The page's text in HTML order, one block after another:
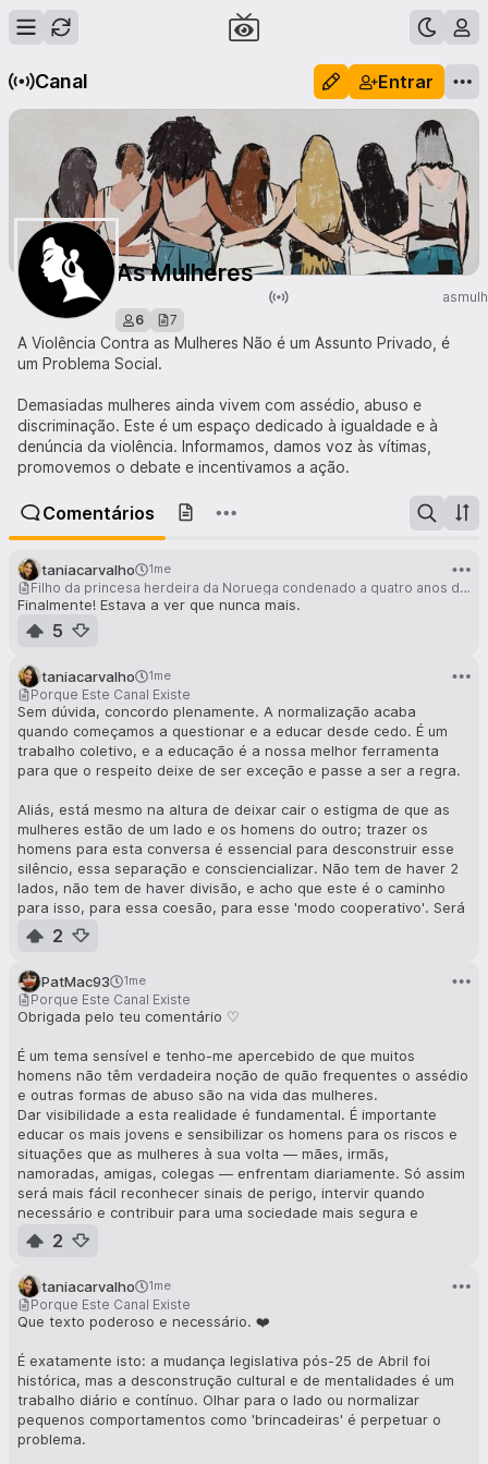
Canal Entrar
As Mulheres
6
7
A Violência Contra as Mulheres Não é um Assunto Privado, é
um Problema Social.
Demasiadas mulheres ainda vivem com assédio, abuso e
discriminação. Este é um espaço dedicado à igualdade e à
denúncia da violência. Informamos, damos voz às vítimas,
promovemos o debate e incentivamos a ação.
Comentários
taniacarvalho 1me
Filho da princesa herdeira da Noruega condenado a quatro anos de prisão por violação
Finalmente! Estava a ver que nunca mais.
5
taniacarvalho 1me
Porque Este Canal Existe
Sem dúvida, concordo plenamente. A normalização acaba
quando começamos a questionar e a educar desde cedo. É um
trabalho coletivo, e a educação é a nossa melhor ferramenta
para que o respeito deixe de ser exceção e passe a ser a regra.
Aliás, está mesmo na altura de deixar cair o estigma de que as
mulheres estão de um lado e os homens do outro; trazer os
homens para esta conversa é essencial para desconstruir esse
silêncio, essa separação e consciencializar. Não tem de haver 2
lados, não tem de haver divisão, e acho que este é o caminho
para isso, para essa coesão, para esse 'modo cooperativo'. Será
possível enquanto ainda for viva? Quero acreditar que sim.
2
PatMac93 1me
Porque Este Canal Existe
Obrigada pelo teu comentário ♡
É um tema sensível e tenho-me apercebido de que muitos
homens não têm verdadeira noção de quão frequentes o assédio
e outras formas de abuso são na vida das mulheres.
Dar visibilidade a esta realidade é fundamental. É importante
educar os mais jovens e sensibilizar os homens para os riscos e
situações que as mulheres à sua volta — mães, irmãs,
namoradas, amigas, colegas — enfrentam diariamente. Só assim
será mais fácil reconhecer sinais de perigo, intervir quando
necessário e contribuir para uma sociedade mais segura e
respeitadora para todos.
A prevenção começa pela consciência.
2
taniacarvalho 1me
Porque Este Canal Existe
Que texto poderoso e necessário. ❤️
É exatamente isto: a mudança legislativa pós-25 de Abril foi
histórica, mas a desconstrução cultural e de mentalidades é um
trabalho diário e contínuo. Olhar para o lado ou normalizar
pequenos comportamentos como 'brincadeiras' é perpetuar o
problema.